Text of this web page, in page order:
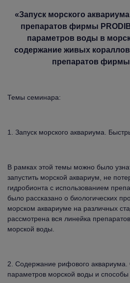
«Запуск морского
препаратов фирмы
параметров воды в
содержание живых
препаратов фирмы
Темы семинара:
1. Запуск морского аквариума.
В рамках этой темы можно было
запустить морской аквариум, не
гидробионта с использованием
было рассказано о биологических
морском аквариуме на различных
рассмотрена вся линейка
морской воды.
2. Содержание рифового аквариума.
параметров морской воды и способы